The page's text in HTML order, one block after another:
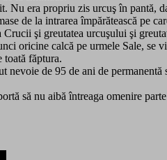
Nu era propriu zis urcuş în pantă,
de la intrarea împărătească pe
şi greutatea urcuşului şi
oricine calcă pe urmele Sale, se
toată făptura.
de 95 de ani de
să nu aibă întreaga omenire